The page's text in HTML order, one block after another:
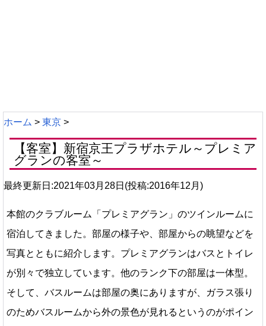
ホーム > 東京 >
【客室】新宿京王プラザホテル～プレミア
グランの客室～
最終更新日:2021年03月28日(投稿:2016年12月)
本館のクラブルーム「プレミアグラン」のツインルームに
宿泊してきました。部屋の様子や、部屋からの眺望などを
写真とともに紹介します。プレミアグランはバスとトイレ
が別々で独立しています。他のランク下の部屋は一体型。
そして、バスルームは部屋の奥にありますが、ガラス張り
のためバスルームから外の景色が見れるというのがポイン